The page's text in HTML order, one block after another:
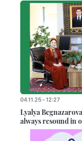
04.11.25 - 12:27
Lyalya
always resound in